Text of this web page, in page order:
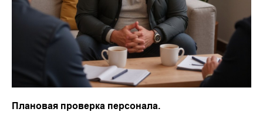
Плановая проверка персонала.